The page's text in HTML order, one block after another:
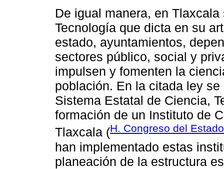
De igual manera, en
Tecnología que dicta en su
estado, ayuntamientos,
sectores público, social y
impulsen y fomenten la
población. En la citada ley
Sistema Estatal de Ciencia,
formación de un Instituto de
Tlaxcala (H. Congreso del
han implementado estas
planeación de la estructura